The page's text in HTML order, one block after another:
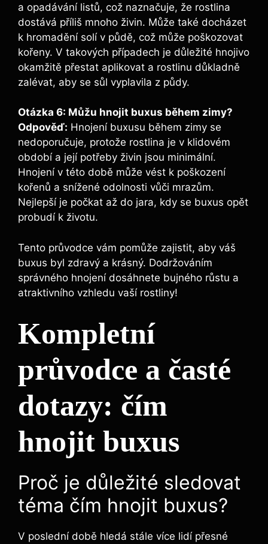
a ​opadávání listů, ⁣což naznačuje, že‍ rostlina
dostává příliš mnoho živin. Může také docházet
k hromadění​ solí v půdě, což může poškozovat
kořeny. V takových případech je ‌důležité hnojivo
okamžitě přestat aplikovat a rostlinu důkladně
zalévat, aby se sůl vyplavila ⁤z půdy.
Otázka ⁢6: Můžu hnojit buxus během zimy?
Odpověď: Hnojení buxusu během zimy ⁣se
nedoporučuje, protože rostlina ⁤je v klidovém​
období a⁣ její potřeby živin jsou minimální.
Hnojení v této době‌ může vést k poškození
kořenů a ⁣snížené⁢ odolnosti vůči⁢ mrazům.
Nejlepší⁣ je‌ počkat až do jara, kdy‌ se buxus opět
probudí k životu.
Tento průvodce vám pomůže zajistit,⁣ aby váš
buxus byl​ zdravý a‌ krásný. Dodržováním
správného ‍hnojení dosáhnete bujného růstu a
atraktivního vzhledu vaší⁤ rostliny!
Kompletní
průvodce a časté
dotazy: čím
hnojit buxus
Proč je důležité sledovat
téma čím hnojit buxus?
V poslední době hledá stále více lidí přesné